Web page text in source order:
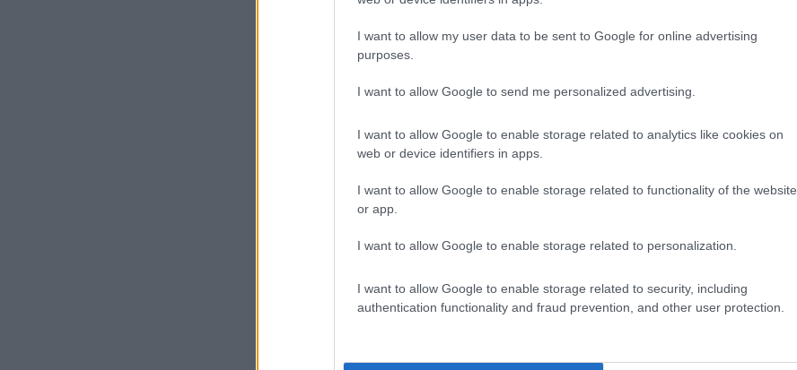
I want to allow my user data to be sent to Google for online advertising
purposes.
I want to allow Google to send me personalized advertising.
I want to allow Google to enable storage related to analytics like cookies on
web or device identifiers in apps.
I want to allow Google to enable storage related to functionality of the website
or app.
I want to allow Google to enable storage related to personalization.
I want to allow Google to enable storage related to security, including
authentication functionality and fraud prevention, and other user protection.